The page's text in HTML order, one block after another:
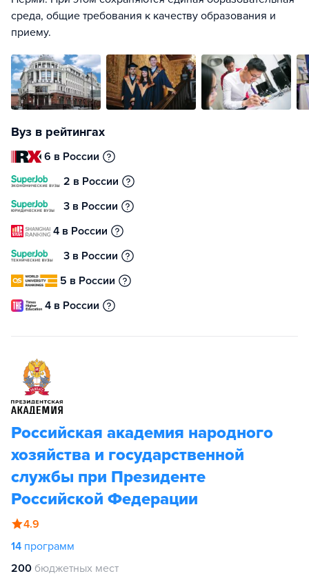
среда, общие требования к качеству образования и
приему.
Вуз в рейтингах
6 в России
2 в России
3 в России
4 в России
3 в России
5 в России
4 в России
Российская академия народного
хозяйства и государственной
службы при Президенте
Российской Федерации
4.9
14 программ
200 бюджетных мест